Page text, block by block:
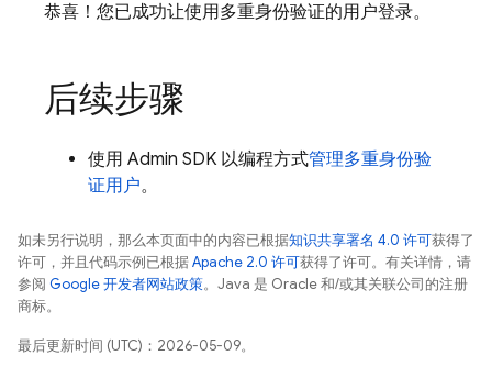
恭喜！您已成功让使用多重身份验证的用户登录。
后续步骤
使用 Admin SDK 以编程方式管理多重身份验
证用户。
如未另行说明，那么本页面中的内容已根据知识共享署名 4.0 许可获得了
许可，并且代码示例已根据Apache 2.0 许可获得了许可。有关详情，请
参阅 Google 开发者网站政策。Java 是 Oracle 和/或其关联公司的注册
商标。
最后更新时间 (UTC)：2026-05-09。